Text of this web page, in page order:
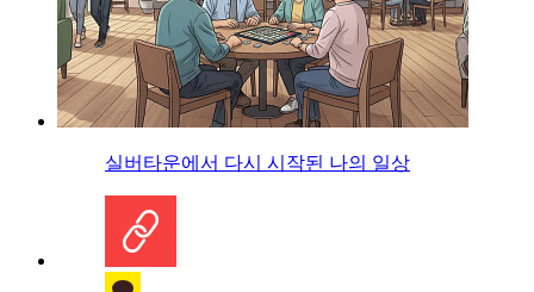
실버타운에서 다시 시작된 나의 일상